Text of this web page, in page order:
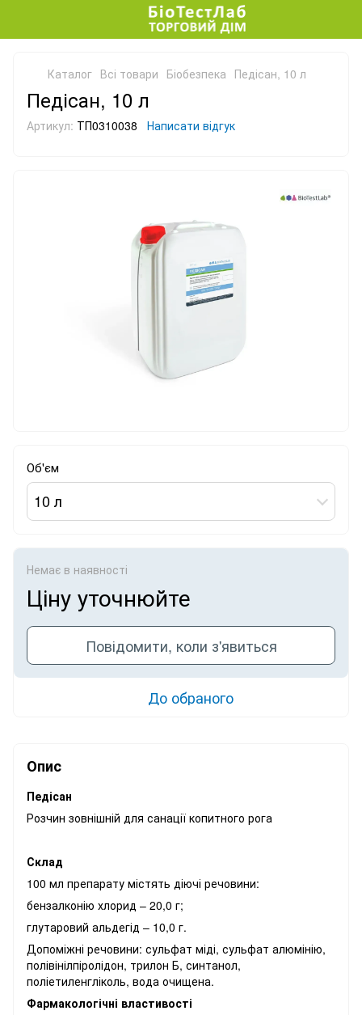
Каталог Всі товари Біобезпека Педісан, 10 л
Педісан, 10 л
Артикул: ТП0310038 Написати відгук
Об'єм
10 л
Немає в наявності
Ціну уточнюйте
Повідомити, коли з'явиться
До обраного
Опис
Педісан
Розчин зовнішній для санації копитного рога
Склад
100 мл препарату містять діючі речовини:
бензалконію хлорид – 20,0 г;
глутаровий альдегід – 10,0 г.
Допоміжні речовини: сульфат міді, сульфат алюмінію,
полівінілпіролідон, трилон Б, синтанол,
поліетиленгліколь, вода очищена.
Фармакологічні властивості